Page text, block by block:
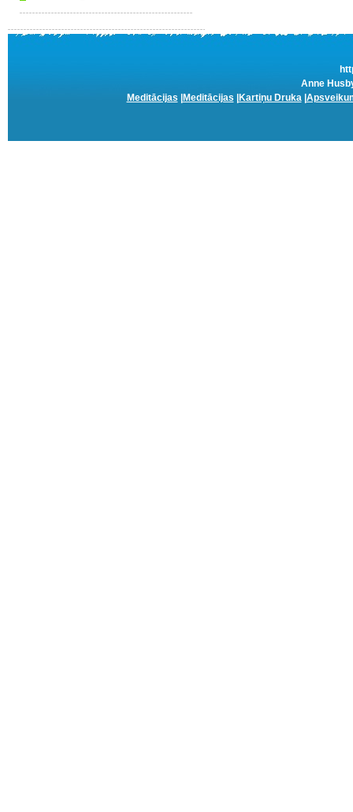
Anne
Meditācijas
Meditācijas Kartiņu Druka|